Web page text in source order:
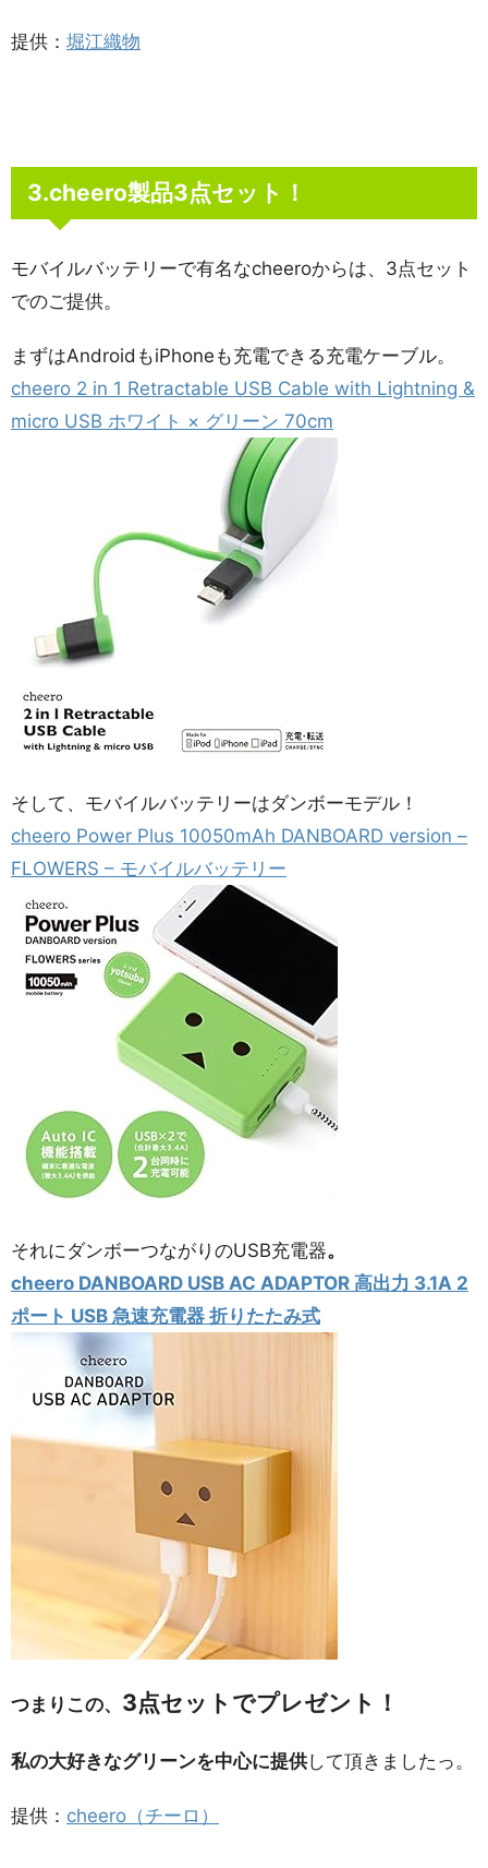
提供： 堀江織物
3.cheero製品3点セット！
モバイルバッテリーで有名なcheeroからは、3点セット
でのご提供。
まずはAndroidもiPhoneも充電できる充電ケーブル。
cheero 2 in 1 Retractable USB Cable with Lightning &
micro USB ホワイト × グリーン 70cm
そして、モバイルバッテリーはダンボーモデル！
cheero Power Plus 10050mAh DANBOARD version –
FLOWERS – モバイルバッテリー
それにダンボーつながりのUSB充電器。
cheero DANBOARD USB AC ADAPTOR 高出力 3.1A 2
ポート USB 急速充電器 折りたたみ式
つまりこの、 3点セットでプレゼント！
私の大好きなグリーンを中心に提供して頂きましたっ。
提供： cheero（チーロ）